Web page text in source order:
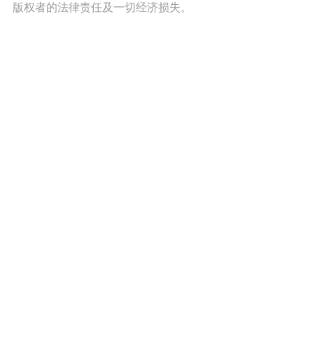
版权者的法律责任及一切经济损失。